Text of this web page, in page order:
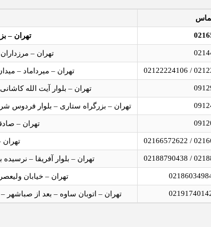
تهران –
تهران – مرزداران – خیابان
تهران – میرداماد – میدان مادر
تهران – بلوار آیت الله
تهران – بزرگراه ستاری – بلوار فردوس
تهران –
تهران
تهران – بلوار آفریقا – نرسیده به
تهران – خیابان
تهران – اتوبان ساوه – بعد از صباشهر –